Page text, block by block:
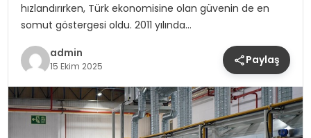
hızlandırırken, Türk ekonomisine olan güvenin de en
somut göstergesi oldu. 2011 yılında…
admin
15 Ekim 2025 Paylaş